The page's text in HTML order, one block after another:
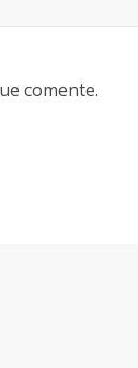
comente.